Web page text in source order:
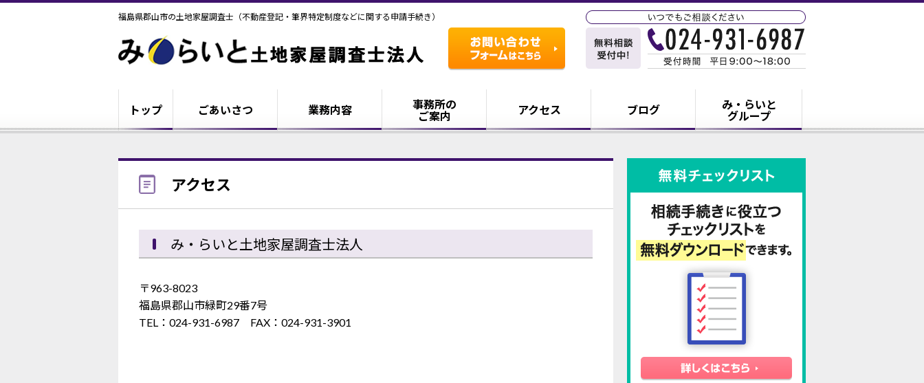
福島県郡山市の土地家屋調査士（不動産登記・筆界特定制度などに関する申請手続き）
トップ ごあいさつ 業務内容
事務所の
ご案内
アクセス ブログ
み・らいと
グループ
アクセス
み・らいと土地家屋調査士法人
〒963-8023
福島県郡山市緑町29番7号
TEL：024-931-6987 FAX：024-931-3901